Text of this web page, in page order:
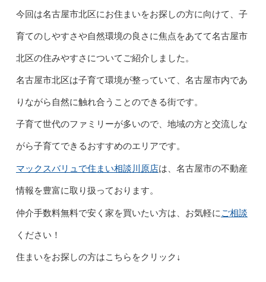
今回は名古屋市北区にお住まいをお探しの方に向けて、子
育てのしやすさや自然環境の良さに焦点をあてて名古屋市
北区の住みやすさについてご紹介しました。
名古屋市北区は子育て環境が整っていて、名古屋市内であ
りながら自然に触れ合うことのできる街です。
子育て世代のファミリーが多いので、地域の方と交流しな
がら子育てできるおすすめのエリアです。
マックスバリュで住まい相談川原店は、名古屋市の不動産
情報を豊富に取り扱っております。
仲介手数料無料で安く家を買いたい方は、お気軽にご相談
ください！
住まいをお探しの方はこちらをクリック↓